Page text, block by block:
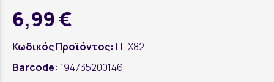
6,99 €
Κωδικός Προϊόντος: HTX82
Barcode: 194735200146